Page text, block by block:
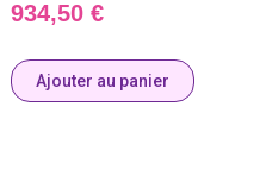
934,50 €
Ajouter au panier